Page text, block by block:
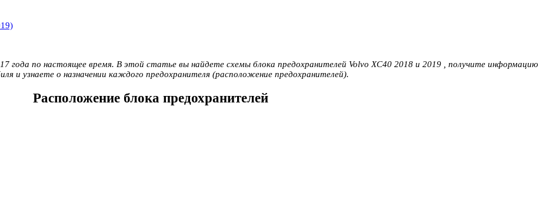
года по настоящее время. В этой статье вы найдете схемы блока предохранителей Volvo XC40 2018 и 2019 , получите информацию
и узнаете о назначении каждого предохранителя (расположение предохранителей).
Расположение блока предохранителей